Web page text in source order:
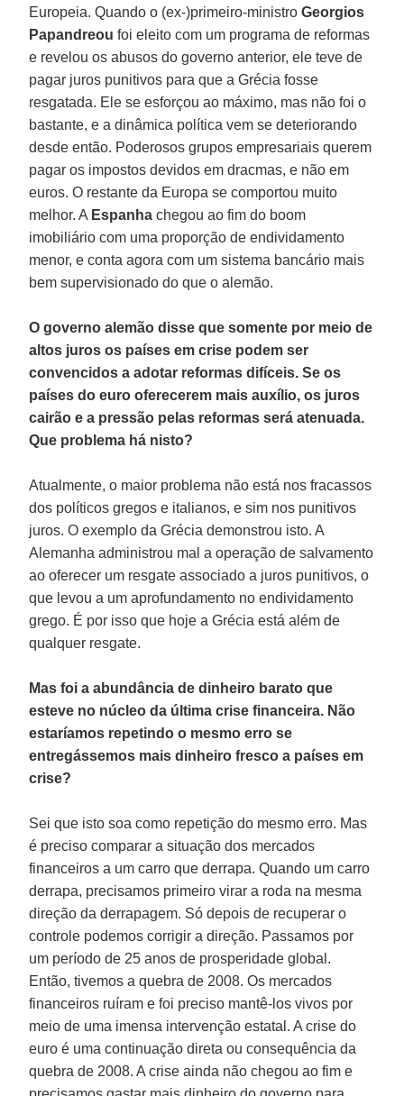
Europeia. Quando o (ex-)primeiro-ministroGeorgios
Papandreou foi eleito com um programa de reformas
e revelou os abusos do governo anterior, ele teve de
pagar juros punitivos para que a Grécia fosse
resgatada. Ele se esforçou ao máximo, mas não foi o
bastante, e a dinâmica política vem se deteriorando
desde então. Poderosos grupos empresariais querem
pagar os impostos devidos em dracmas, e não em
euros. O restante da Europa se comportou muito
melhor. A Espanhachegou ao fim do boom
imobiliário com uma proporção de endividamento
menor, e conta agora com um sistema bancário mais
bem supervisionado do que o alemão.
O governo alemão disse que somente por meio de
altos juros os países em crise podem ser
convencidos a adotar reformas difíceis. Se os
países do euro oferecerem mais auxílio, os juros
cairão e a pressão pelas reformas será atenuada.
Que problema há nisto?
Atualmente, o maior problema não está nos fracassos
dos políticos gregos e italianos, e sim nos punitivos
juros. O exemplo da Grécia demonstrou isto. A
Alemanha administrou mal a operação de salvamento
ao oferecer um resgate associado a juros punitivos, o
que levou a um aprofundamento no endividamento
grego. É por isso que hoje a Grécia está além de
qualquer resgate.
Mas foi a abundância de dinheiro barato que
esteve no núcleo da última crise financeira. Não
estaríamos repetindo o mesmo erro se
entregássemos mais dinheiro fresco a países em
crise?
Sei que isto soa como repetição do mesmo erro. Mas
é preciso comparar a situação dos mercados
financeiros a um carro que derrapa. Quando um carro
derrapa, precisamos primeiro virar a roda na mesma
direção da derrapagem. Só depois de recuperar o
controle podemos corrigir a direção. Passamos por
um período de 25 anos de prosperidade global.
Então, tivemos a quebra de 2008. Os mercados
financeiros ruíram e foi preciso mantê-los vivos por
meio de uma imensa intervenção estatal. A crise do
euro é uma continuação direta ou consequência da
quebra de 2008. A crise ainda não chegou ao fim e